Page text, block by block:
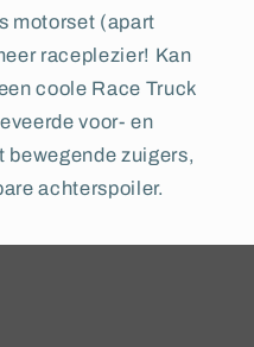
motorset (apart
raceplezier! Kan
coole Race Truck
voor- en
bewegende zuigers,
achterspoiler.